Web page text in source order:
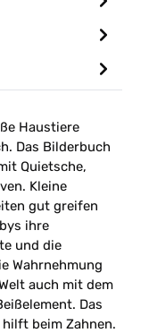
Haustiere
Das Bilderbuch
Quietsche,
Kleine
gut greifen
ihre
und die
Wahrnehmung
auch mit dem
Das
beim Zahnen.